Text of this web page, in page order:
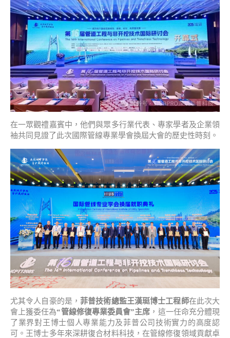
在一眾觀禮嘉賓中，他們與眾多行業代表、專家學者及企業領
袖共同見證了此次國際管線專業學會換屆大會的歷史性時刻。
尤其令人自豪的是， 菲普技術總監王漢珽博士工程師在此次大
會上獲委任為“管線修復專業委員會”主席 ，這一任命充分體現
了業界對王博士個人專業能力及菲普公司技術實力的高度認
可。王博士多年來深耕復合材料科技，在管線修復領域貢獻卓